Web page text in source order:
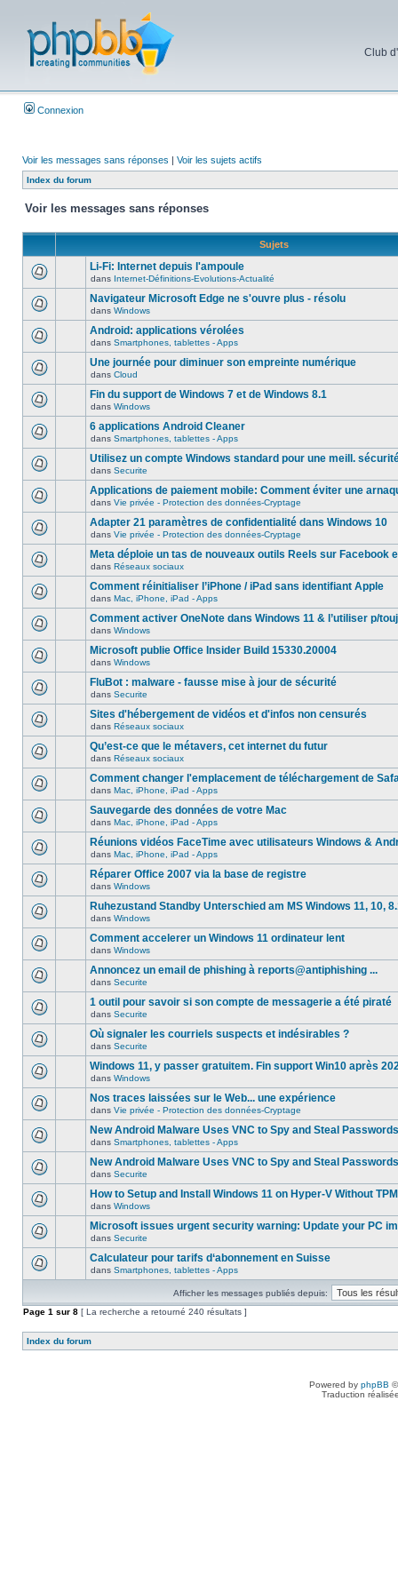
Club
Connexion
Voir les messages sans réponses | Voir les sujets actifs
Index du forum
Voir les messages sans réponses
Sujets
Li-Fi: Internet depuis l'ampoule
dans Internet-Définitions-Evolutions-Actualité
Navigateur Microsoft Edge ne s'ouvre plus - résolu
dans Windows
Android: applications vérolées
dans Smartphones, tablettes - Apps
Une journée pour diminuer son empreinte numérique
dans Cloud
Fin du support de Windows 7 et de Windows 8.1
dans Windows
6 applications Android Cleaner
dans Smartphones, tablettes - Apps
Utilisez un compte Windows standard pour une meill.
dans Securite
Applications de paiement mobile: Comment éviter une
dans Vie privée - Protection des données-Cryptage
Adapter 21 paramètres de confidentialité dans Windows 10
dans Vie privée - Protection des données-Cryptage
Meta déploie un tas de nouveaux outils Reels sur Facebook
dans Réseaux sociaux
Comment réinitialiser l’iPhone / iPad sans identifiant Apple
dans Mac, iPhone, iPad - Apps
Comment activer OneNote dans Windows 11 & l’utiliser p/touj
dans Windows
Microsoft publie Office Insider Build 15330.20004
dans Windows
FluBot : malware - fausse mise à jour de sécurité
dans Securite
Sites d'hébergement de vidéos et d'infos non censurés
dans Réseaux sociaux
Qu’est-ce que le métavers, cet internet du futur
dans Réseaux sociaux
Comment changer l'emplacement de téléchargement de
dans Mac, iPhone, iPad - Apps
Sauvegarde des données de votre Mac
dans Mac, iPhone, iPad - Apps
Réunions vidéos FaceTime avec utilisateurs Windows &
dans Mac, iPhone, iPad - Apps
Réparer Office 2007 via la base de registre
dans Windows
Ruhezustand Standby Unterschied am MS Windows 11, 10,
dans Windows
Comment accelerer un Windows 11 ordinateur lent
dans Windows
Annoncez un email de phishing à reports@antiphishing ...
dans Securite
1 outil pour savoir si son compte de messagerie a été piraté
dans Securite
Où signaler les courriels suspects et indésirables ?
dans Securite
Windows 11, y passer gratuitem. Fin support Win10 après
dans Windows
Nos traces laissées sur le Web... une expérience
dans Vie privée - Protection des données-Cryptage
New Android Malware Uses VNC to Spy and Steal Passwords
dans Smartphones, tablettes - Apps
New Android Malware Uses VNC to Spy and Steal Passwords
dans Securite
How to Setup and Install Windows 11 on Hyper-V Without TPM
dans Windows
Microsoft issues urgent security warning: Update your PC
dans Securite
Calculateur pour tarifs d‘abonnement en Suisse
dans Smartphones, tablettes - Apps
Afficher les messages publiés depuis:
Page 1 sur 8 [ La recherche a retourné 240 résultats ]
Index du forum
Powered by phpBB
Traduction